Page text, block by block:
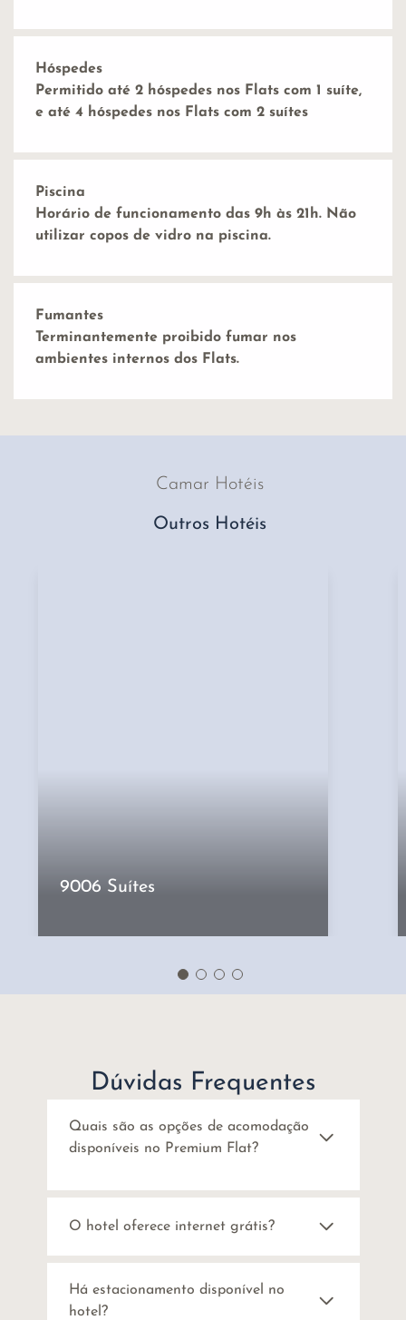
Hóspedes
Permitido até 2 hóspedes nos Flats com 1 suíte,
e até 4 hóspedes nos Flats com 2 suítes
Piscina
Horário de funcionamento das 9h às 21h. Não
utilizar copos de vidro na piscina.
Fumantes
Terminantemente proibido fumar nos
ambientes internos dos Flats.
Camar Hotéis
Outros Hotéis
9006 Suítes
Dúvidas Frequentes
Quais são as opções de acomodação
disponíveis no Premium Flat?
O hotel oferece internet grátis?
Há estacionamento disponível no
hotel?